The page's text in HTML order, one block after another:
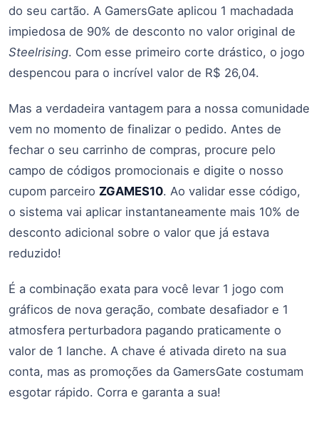
do seu cartão. A GamersGate aplicou 1 machadada
impiedosa de 90% de desconto no valor original de
Steelrising. Com esse primeiro corte drástico, o jogo
despencou para o incrível valor de R$ 26,04.
Mas a verdadeira vantagem para a nossa comunidade
vem no momento de finalizar o pedido. Antes de
fechar o seu carrinho de compras, procure pelo
campo de códigos promocionais e digite o nosso
cupom parceiro ZGAMES10. Ao validar esse código,
o sistema vai aplicar instantaneamente mais 10% de
desconto adicional sobre o valor que já estava
reduzido!
É a combinação exata para você levar 1 jogo com
gráficos de nova geração, combate desafiador e 1
atmosfera perturbadora pagando praticamente o
valor de 1 lanche. A chave é ativada direto na sua
conta, mas as promoções da GamersGate costumam
esgotar rápido. Corra e garanta a sua!